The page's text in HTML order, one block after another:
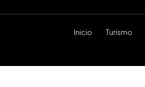
Inicio Turismo